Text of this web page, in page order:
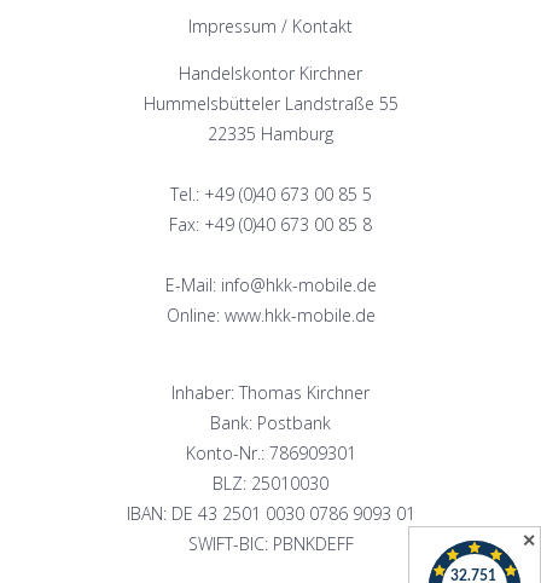
Impressum / Kontakt
Handelskontor Kirchner
Hummelsbütteler Landstraße 55
22335 Hamburg
Tel.: +49 (0)40 673 00 85 5
Fax: +49 (0)40 673 00 85 8
E-Mail: info@hkk-mobile.de
Online: www.hkk-mobile.de
Inhaber: Thomas Kirchner
Bank: Postbank
Konto-Nr.: 786909301
BLZ: 25010030
IBAN: DE 43 2501 0030 0786 9093 01
SWIFT-BIC: PBNKDEFF
✕